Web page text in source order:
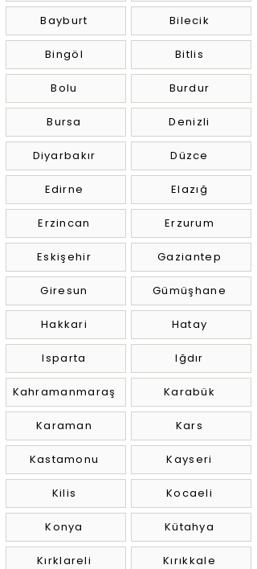
Bayburt
Bingöl
Bolu
Bursa
Diyarbakır
Edirne
Erzincan
Eskişehir
Giresun
Hakkari
Isparta
Kahramanmaraş
Karaman
Kastamonu
Kilis
Konya
Kırklareli
Bilecik
Bitlis
Burdur
Denizli
Düzce
Elazığ
Erzurum
Gaziantep
Gümüşhane
Hatay
Iğdır
Karabük
Kars
Kayseri
Kocaeli
Kütahya
Kırıkkale